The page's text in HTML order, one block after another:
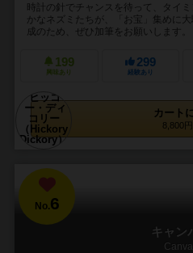
時計の針でチャンスを待って、タイ
かなネズミたちが、「お宝」集めに
成のため、ぜひ加筆をお願いします。
199
興味あり
299
経験あり
カート
8,800
No.6
キャン